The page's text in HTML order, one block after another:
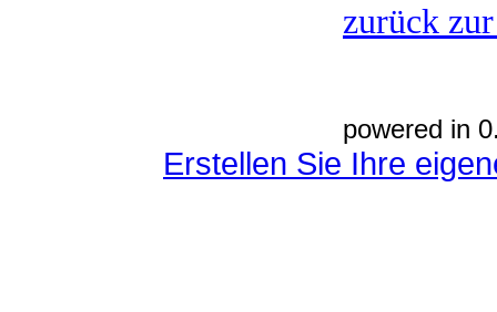
zurück
powered in
Erstellen Sie Ihre